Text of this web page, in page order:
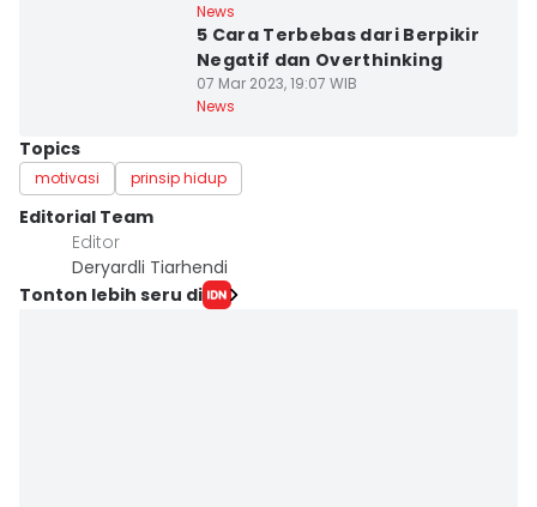
News
5 Cara Terbebas dari Berpikir
Negatif dan Overthinking
07 Mar 2023, 19:07 WIB
News
Topics
motivasi prinsip hidup
Editorial Team
Editor
Deryardli Tiarhendi
Tonton lebih seru di